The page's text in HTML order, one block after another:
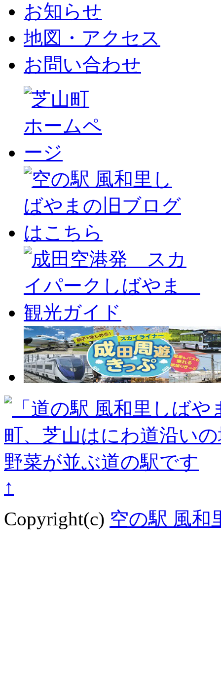
お知らせ
地図・アクセス
お問い合わせ
↑
Copyright(c) 空の駅 風和